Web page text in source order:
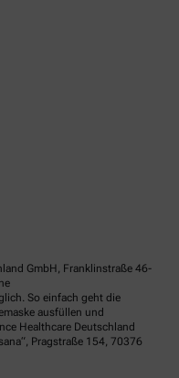
GmbH, Franklinstraße 46-
So einfach geht die
ausfüllen und
Healthcare Deutschland
Pragstraße 154, 70376